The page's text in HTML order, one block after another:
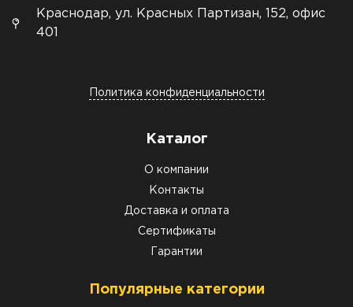
Краснодар, ул. Красных Партизан, 152, офис
401
Политика конфиденциальности
Каталог
О компании
Контакты
Доставка и оплата
Сертификаты
Гарантии
Популярные категории